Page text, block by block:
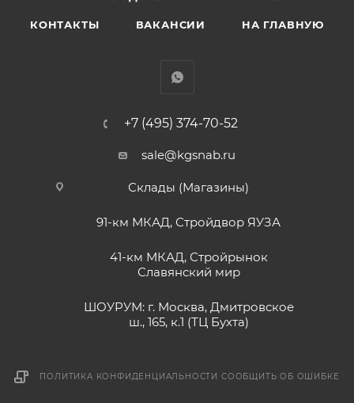
КОНТАКТЫ ВАКАНСИИ НА ГЛАВНУЮ
+7 (495) 374-70-52
sale@kgsnab.ru
Склады (Магазины)
91-км МКАД, Стройдвор ЯУЗА
41-км МКАД, Стройрынок
Славянский мир
ШОУРУМ: г. Москва, Дмитровское
ш., 165, к.1 (ТЦ Бухта)
ПОЛИТИКА КОНФИДЕНЦИАЛЬНОСТИ СООБЩИТЬ ОБ ОШИБКЕ